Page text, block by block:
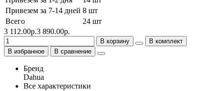
Привезем за 7-14 дней 8 шт
Всего
24 шт
3 112.00р.3 890.00р.
В корзину
В комплект
В избранное
В сравнение
Бренд
Dahua
Все характеристики